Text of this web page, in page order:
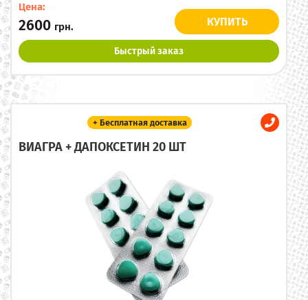
Цена:
2600 грн. КУПИТЬ
Быстрый заказ
+ Бесплатная доставка
ВИАГРА + ДАПОКСЕТИН 20 ШТ